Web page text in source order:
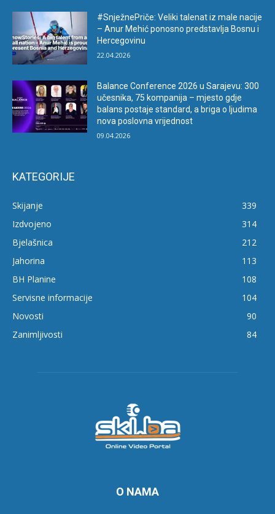
#SnježnePriče: Veliki talenat iz male nacije
– Anur Mehić ponosno predstavlja Bosnu i
Hercegovinu
22.04.2026
Balance Conference 2026 u Sarajevu: 300
učesnika, 75 kompanija – mjesto gdje
balans postaje standard, a briga o ljudima
nova poslovna vrijednost
09.04.2026
KATEGORIJE
Skijanje
339
Izdvojeno
314
Bjelašnica
212
Jahorina
113
BH Planine
108
Servisne informacije
104
Novosti
90
Zanimljivosti
84
O NAMA